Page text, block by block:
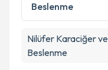
Beslenme
Nilüfer Karaciğer
Beslenme